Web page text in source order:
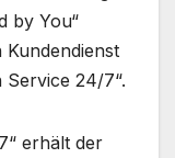
by You“
24/7“.
erhält der